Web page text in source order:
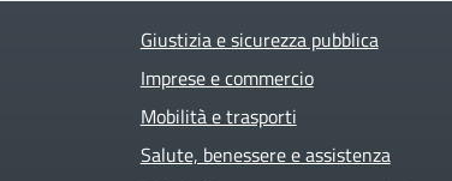
Giustizia e sicurezza pubblica
Imprese e commercio
Mobilità e trasporti
Salute, benessere e assistenza